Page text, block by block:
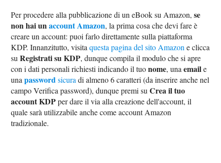
Per procedere alla pubblicazione di un eBook su Amazon,se
non hai unaccount Amazon, la prima cosa che devi fare è
creare un account: puoi farlo direttamente sulla piattaforma
KDP. Innanzitutto, visitaquesta pagina del sito Amazone clicca
suRegistrati su KDP, dunque compila il modulo che si apre
con i dati personali richiesti indicando il tuonome, unaemaile
unapasswordsicuradi almeno 6 caratteri (da inserire anche nel
campo Verifica password), dunque premi suCrea il tuo
account KDPper dare il via alla creazione dell'account, il
quale sarà utilizzabile anche come account Amazon
tradizionale.